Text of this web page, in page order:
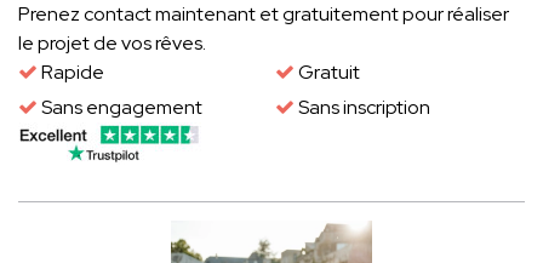
Prenez contact maintenant et gratuitement pour réaliser
le projet de vos rêves.
Rapide
Gratuit
Sans engagement
Sans inscription